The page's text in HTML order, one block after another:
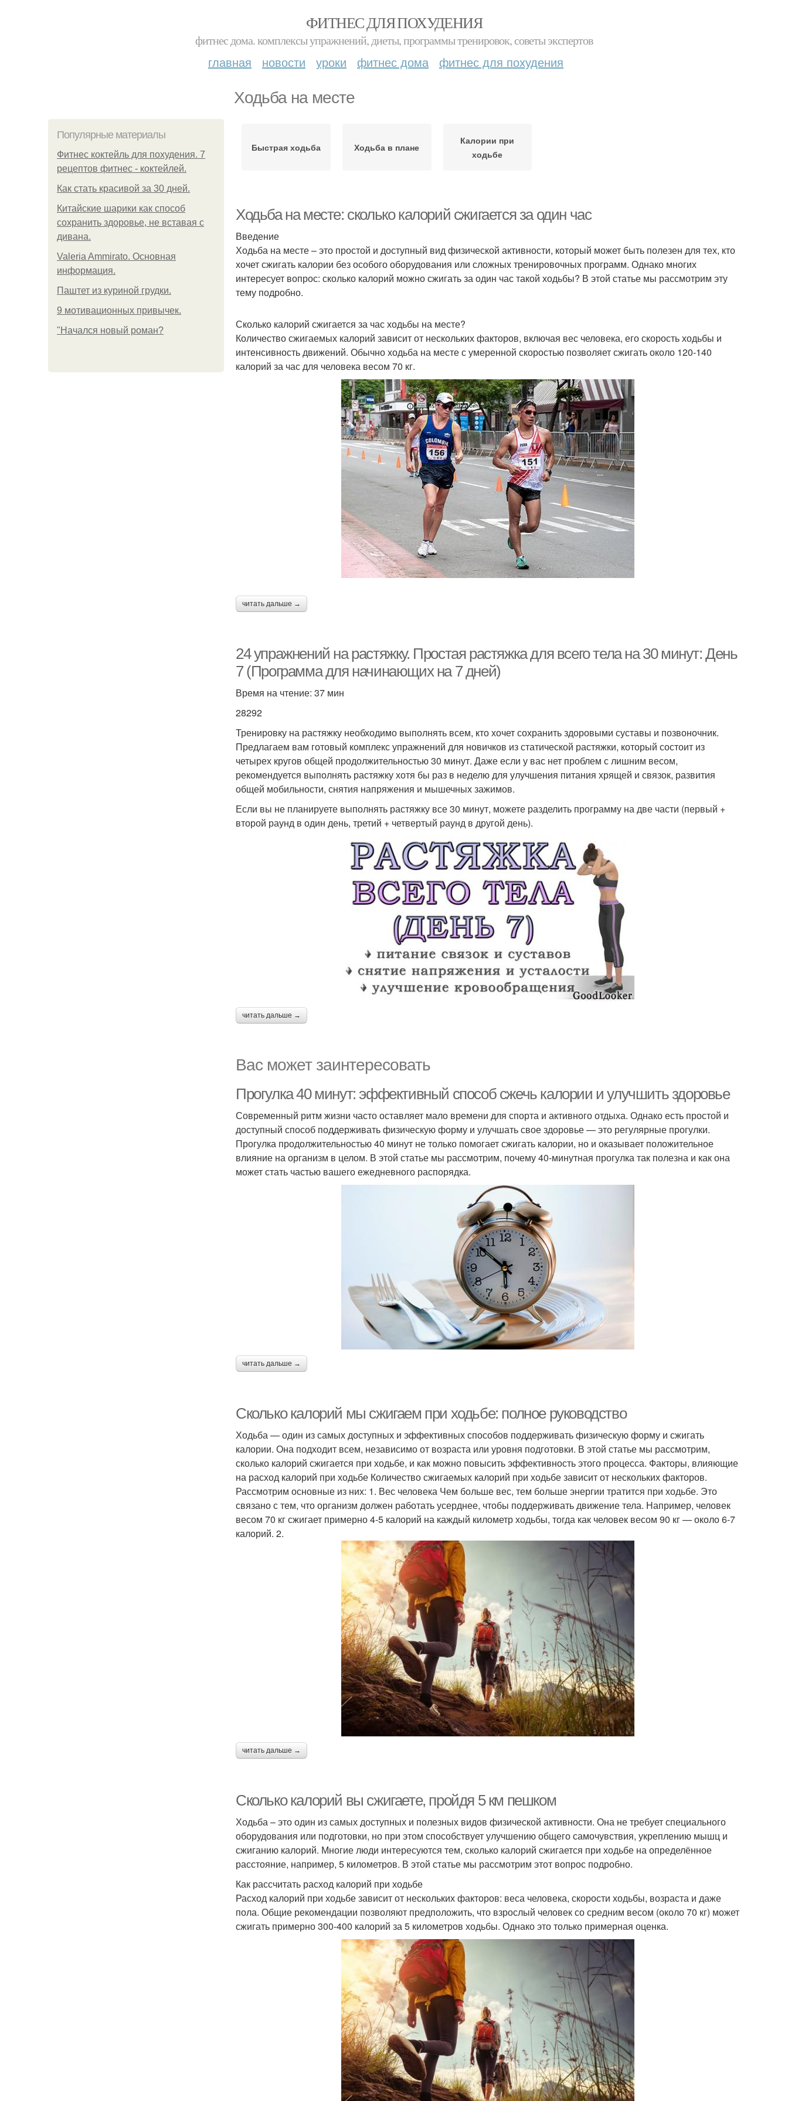
ФИТНЕС ДЛЯ ПОХУДЕНИЯ
фитнес дома. комплексы упражнений, диеты, программы тренировок, советы экспертов
главная новости уроки фитнес дома фитнес для похудения
Ходьба на месте
Популярные материалы
Фитнес коктейль для похудения. 7
рецептов фитнес - коктейлей.
Как стать красивой за 30 дней.
Китайские шарики как способ
сохранить здоровье, не вставая с
дивана.
Valeria Ammirato. Основная
информация.
Паштет из куриной грудки.
9 мотивационных привычек.
"Начался новый роман?
Быстрая ходьба Ходьба в плане
Калории при
ходьбе
Ходьба на месте: сколько калорий сжигается за один час
Введение
Ходьба на месте – это простой и доступный вид физической активности, который может быть полезен для тех, кто
хочет сжигать калории без особого оборудования или сложных тренировочных программ. Однако многих
интересует вопрос: сколько калорий можно сжигать за один час такой ходьбы? В этой статье мы рассмотрим эту
тему подробно.
Сколько калорий сжигается за час ходьбы на месте?
Количество сжигаемых калорий зависит от нескольких факторов, включая вес человека, его скорость ходьбы и
интенсивность движений. Обычно ходьба на месте с умеренной скоростью позволяет сжигать около 120-140
калорий за час для человека весом 70 кг.
читать дальше →
24 упражнений на растяжку. Простая растяжка для всего тела на 30 минут: День
7 (Программа для начинающих на 7 дней)
Время на чтение: 37 мин
28292
Тренировку на растяжку необходимо выполнять всем, кто хочет сохранить здоровыми суставы и позвоночник.
Предлагаем вам готовый комплекс упражнений для новичков из статической растяжки, который состоит из
четырех кругов общей продолжительностью 30 минут. Даже если у вас нет проблем с лишним весом,
рекомендуется выполнять растяжку хотя бы раз в неделю для улучшения питания хрящей и связок, развития
общей мобильности, снятия напряжения и мышечных зажимов.
Если вы не планируете выполнять растяжку все 30 минут, можете разделить программу на две части (первый +
второй раунд в один день, третий + четвертый раунд в другой день).
читать дальше →
Вас может заинтересовать
Прогулка 40 минут: эффективный способ сжечь калории и улучшить здоровье
Современный ритм жизни часто оставляет мало времени для спорта и активного отдыха. Однако есть простой и
доступный способ поддерживать физическую форму и улучшать свое здоровье — это регулярные прогулки.
Прогулка продолжительностью 40 минут не только помогает сжигать калории, но и оказывает положительное
влияние на организм в целом. В этой статье мы рассмотрим, почему 40-минутная прогулка так полезна и как она
может стать частью вашего ежедневного распорядка.
читать дальше →
Сколько калорий мы сжигаем при ходьбе: полное руководство
Ходьба — один из самых доступных и эффективных способов поддерживать физическую форму и сжигать
калории. Она подходит всем, независимо от возраста или уровня подготовки. В этой статье мы рассмотрим,
сколько калорий сжигается при ходьбе, и как можно повысить эффективность этого процесса. Факторы, влияющие
на расход калорий при ходьбе Количество сжигаемых калорий при ходьбе зависит от нескольких факторов.
Рассмотрим основные из них: 1. Вес человека Чем больше вес, тем больше энергии тратится при ходьбе. Это
связано с тем, что организм должен работать усерднее, чтобы поддерживать движение тела. Например, человек
весом 70 кг сжигает примерно 4-5 калорий на каждый километр ходьбы, тогда как человек весом 90 кг — около 6-7
калорий. 2.
читать дальше →
Сколько калорий вы сжигаете, пройдя 5 км пешком
Ходьба – это один из самых доступных и полезных видов физической активности. Она не требует специального
оборудования или подготовки, но при этом способствует улучшению общего самочувствия, укреплению мышц и
сжиганию калорий. Многие люди интересуются тем, сколько калорий сжигается при ходьбе на определённое
расстояние, например, 5 километров. В этой статье мы рассмотрим этот вопрос подробно.
Как рассчитать расход калорий при ходьбе
Расход калорий при ходьбе зависит от нескольких факторов: веса человека, скорости ходьбы, возраста и даже
пола. Общие рекомендации позволяют предположить, что взрослый человек со средним весом (около 70 кг) может
сжигать примерно 300-400 калорий за 5 километров ходьбы. Однако это только примерная оценка.